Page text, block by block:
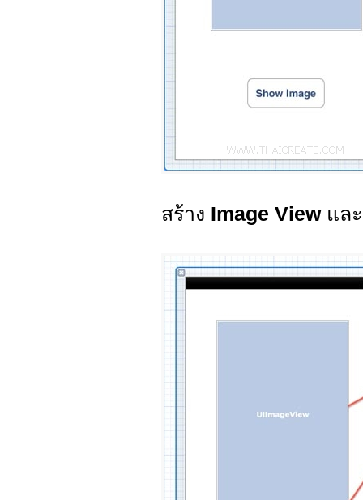
สร้าง Image View แล